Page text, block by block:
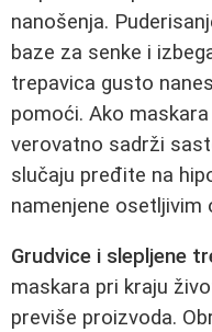
nanošenja.
baze za senke i
trepavica gusto
pomoći. Ako
verovatno sadrži
slučaju pređite na
namenjene osetljivim
Grudvice i slepljene
maskara pri kraju
previše proizvoda.